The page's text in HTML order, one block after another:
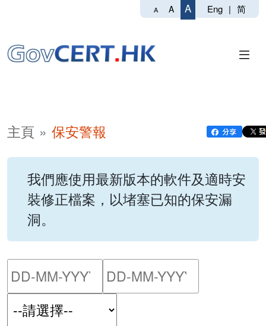
A A A Eng | 简
主頁 保安警報
我們應使用最新版本的軟件及適時安
裝修正檔案，以堵塞已知的保安漏
洞。
請輸入搜尋日期範圍的開